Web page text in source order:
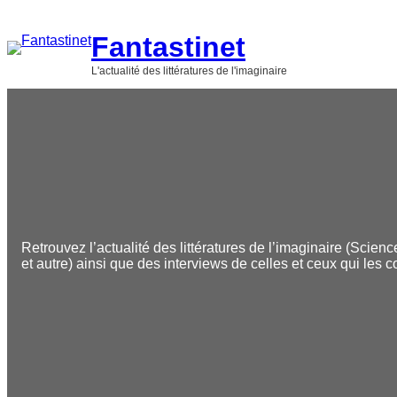
contenu
Fantastinet
L'actualité des littératures de l'imaginaire
Retrouvez l’actualité des littératures de l’imaginaire
et autre) ainsi que des interviews de celles et ceux qui les